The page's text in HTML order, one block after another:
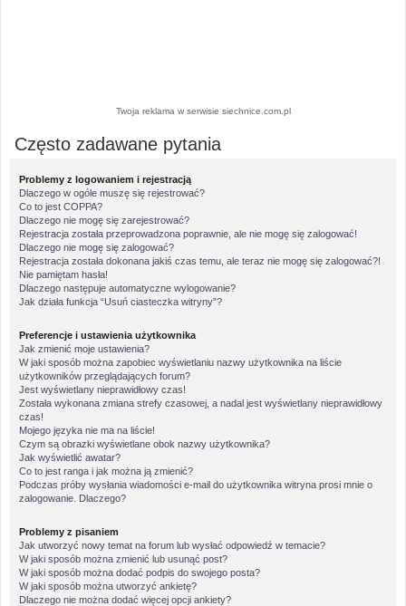
Twoja reklama w serwisie siechnice.com.pl
Często zadawane pytania
Problemy z logowaniem i rejestracją
Dlaczego w ogóle muszę się rejestrować?
Co to jest COPPA?
Dlaczego nie mogę się zarejestrować?
Rejestracja została przeprowadzona poprawnie, ale nie mogę się zalogować!
Dlaczego nie mogę się zalogować?
Rejestracja została dokonana jakiś czas temu, ale teraz nie mogę się zalogować?!
Nie pamiętam hasła!
Dlaczego następuje automatyczne wylogowanie?
Jak działa funkcja “Usuń ciasteczka witryny”?
Preferencje i ustawienia użytkownika
Jak zmienić moje ustawienia?
W jaki sposób można zapobiec wyświetlaniu nazwy użytkownika na liście
użytkowników przeglądających forum?
Jest wyświetlany nieprawidłowy czas!
Została wykonana zmiana strefy czasowej, a nadal jest wyświetlany nieprawidłowy
czas!
Mojego języka nie ma na liście!
Czym są obrazki wyświetlane obok nazwy użytkownika?
Jak wyświetlić awatar?
Co to jest ranga i jak można ją zmienić?
Podczas próby wysłania wiadomości e-mail do użytkownika witryna prosi mnie o
zalogowanie. Dlaczego?
Problemy z pisaniem
Jak utworzyć nowy temat na forum lub wysłać odpowiedź w temacie?
W jaki sposób można zmienić lub usunąć post?
W jaki sposób można dodać podpis do swojego posta?
W jaki sposób można utworzyć ankietę?
Dlaczego nie można dodać więcej opcji ankiety?